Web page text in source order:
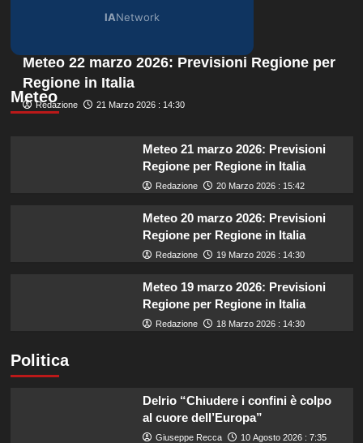
IANetwork
Meteo
Meteo 22 marzo 2026: Previsioni Regione per
Regione in Italia
Redazione 21 Marzo 2026 : 14:30
Meteo 21 marzo 2026: Previsioni
Regione per Regione in Italia
Redazione 20 Marzo 2026 : 15:42
Meteo 20 marzo 2026: Previsioni
Regione per Regione in Italia
Redazione 19 Marzo 2026 : 14:30
Meteo 19 marzo 2026: Previsioni
Regione per Regione in Italia
Redazione 18 Marzo 2026 : 14:30
Politica
Delrio “Chiudere i confini è colpo
al cuore dell’Europa”
Giuseppe Recca 10 Agosto 2026 : 7:35